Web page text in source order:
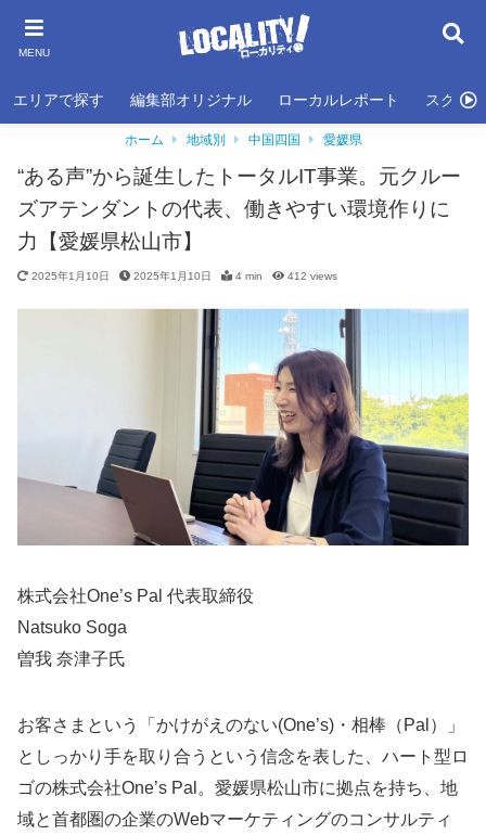
MENU
エリアで探す 編集部オリジナル ローカルレポート スクール
ホーム 地域別 中国四国 愛媛県
“ある声”から誕生したトータルIT事業。元クルー
ズアテンダントの代表、働きやすい環境作りに
力【愛媛県松山市】
2025年1月10日 2025年1月10日 4 min 412 views
株式会社One’s Pal 代表取締役
Natsuko Soga
曽我 奈津子氏
お客さまという「かけがえのない(One’s)・相棒（Pal）」
としっかり手を取り合うという信念を表した、ハート型ロ
ゴの株式会社One’s Pal。愛媛県松山市に拠点を持ち、地
域と首都圏の企業のWebマーケティングのコンサルティ